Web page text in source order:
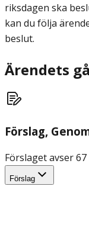
riksdagen ska
kan du följa
beslut.
Ärendets
Förslag,
Förslaget avser
Förslag